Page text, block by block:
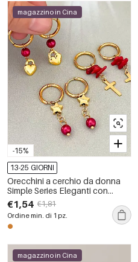
-15%
magazzino in Cina
13-25 GIORNI
Orecchini a cerchio da donna
Simple Series Eleganti con
perline a forma di cuore e croce,
in acciaio inossidabile,
impermeabili, color oro e pietra
naturale.
€1,54 €1,81
Ordine min. di 1 pz.
magazzino in Cina